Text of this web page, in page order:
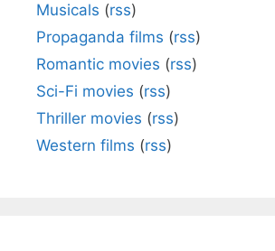
Musicals (rss)
Propaganda films (rss)
Romantic movies (rss)
Sci-Fi movies (rss)
Thriller movies (rss)
Western films (rss)